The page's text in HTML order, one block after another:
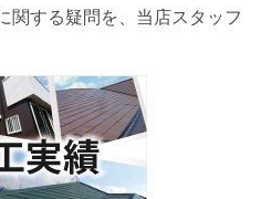
関する疑問を、当店スタッフ